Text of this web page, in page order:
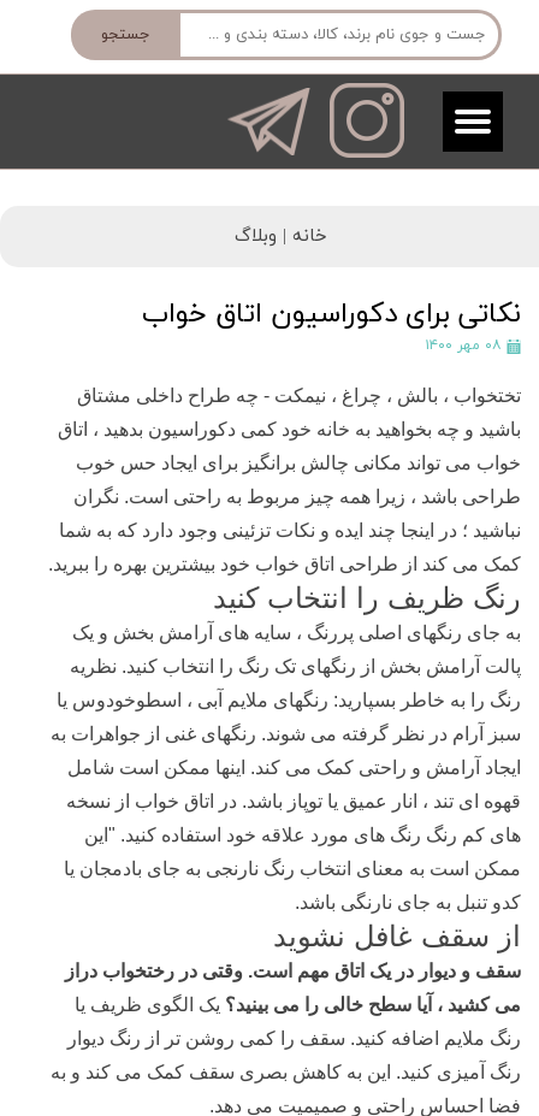
جستجو
خانه | وبلاگ
نکاتی برای دکوراسیون اتاق خواب
۰۸ مهر ۱۴۰۰
تختخواب ، بالش ، چراغ ، نیمکت - چه طراح داخلی مشتاق
باشید و چه بخواهید به خانه خود کمی دکوراسیون بدهید ، اتاق
خواب می تواند مکانی چالش برانگیز برای ایجاد حس خوب
طراحی باشد ، زیرا همه چیز مربوط به راحتی است. نگران
نباشید ؛ در اینجا چند ایده و نکات تزئینی وجود دارد که به شما
کمک می کند از طراحی اتاق خواب خود بیشترین بهره را ببرید.
رنگ ظریف را انتخاب کنید
به جای رنگهای اصلی پررنگ ، سایه های آرامش بخش و یک
پالت آرامش بخش از رنگهای تک رنگ را انتخاب کنید. نظریه
رنگ را به خاطر بسپارید: رنگهای ملایم آبی ، اسطوخودوس یا
سبز آرام در نظر گرفته می شوند. رنگهای غنی از جواهرات به
ایجاد آرامش و راحتی کمک می کند. اینها ممکن است شامل
قهوه ای تند ، انار عمیق یا توپاز باشد. در اتاق خواب از نسخه
های کم رنگ رنگ های مورد علاقه خود استفاده کنید. "این
ممکن است به معنای انتخاب رنگ نارنجی به جای بادمجان یا
کدو تنبل به جای نارنگی باشد.
از سقف غافل نشوید
سقف و دیوار در یک اتاق مهم است. وقتی در رختخواب دراز
می کشید ، آیا سطح خالی را می بینید؟ یک الگوی ظریف یا
رنگ ملایم اضافه کنید. سقف را کمی روشن تر از رنگ دیوار
رنگ آمیزی کنید. این به کاهش بصری سقف کمک می کند و به
فضا احساس راحتی و صمیمیت می دهد.